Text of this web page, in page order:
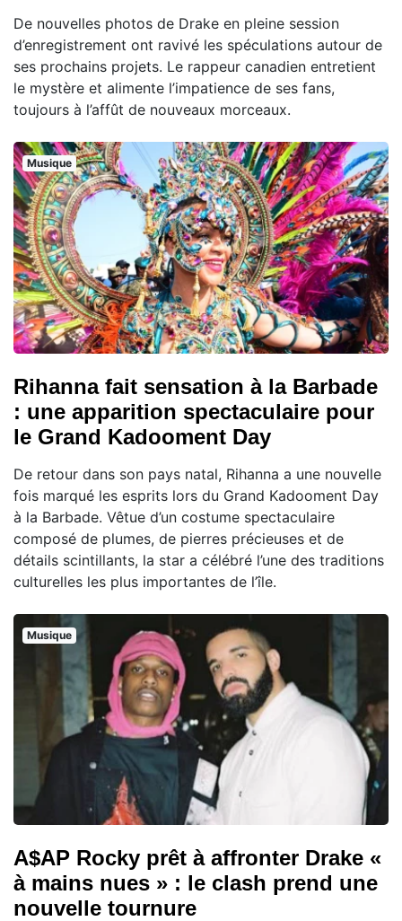
De nouvelles photos de Drake en pleine session
d’enregistrement ont ravivé les spéculations autour de
ses prochains projets. Le rappeur canadien entretient
le mystère et alimente l’impatience de ses fans,
toujours à l’affût de nouveaux morceaux.
Musique
Rihanna fait sensation à la Barbade
: une apparition spectaculaire pour
le Grand Kadooment Day
De retour dans son pays natal, Rihanna a une nouvelle
fois marqué les esprits lors du Grand Kadooment Day
à la Barbade. Vêtue d’un costume spectaculaire
composé de plumes, de pierres précieuses et de
détails scintillants, la star a célébré l’une des traditions
culturelles les plus importantes de l’île.
Musique
A$AP Rocky prêt à affronter Drake «
à mains nues » : le clash prend une
nouvelle tournure